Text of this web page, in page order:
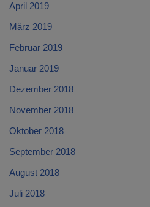
April 2019
März 2019
Februar 2019
Januar 2019
Dezember 2018
November 2018
Oktober 2018
September 2018
August 2018
Juli 2018